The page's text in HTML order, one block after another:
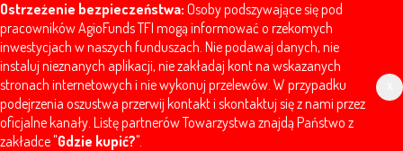
Ostrzeżenie bezpieczeństwa: Osoby podszywające się pod
pracowników AgioFunds TFI mogą informować o rzekomych
inwestycjach w naszych funduszach. Nie podawaj danych, nie
instaluj nieznanych aplikacji, nie zakładaj kont na wskazanych
stronach internetowych i nie wykonuj przelewów. W przypadku
podejrzenia oszustwa przerwij kontakt i skontaktuj się z nami przez
oficjalne kanały. Listę partnerów Towarzystwa znajdą Państwo z
zakładce "Gdzie kupić?".